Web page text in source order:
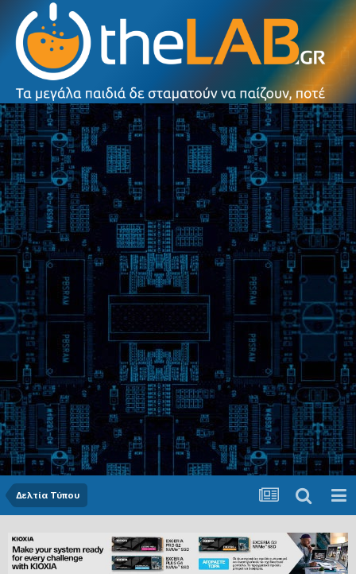
Δελτία Τύπου